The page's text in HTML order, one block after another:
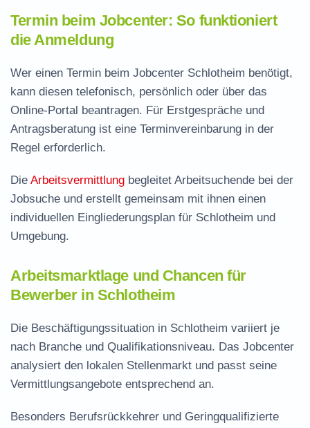
Termin beim Jobcenter: So funktioniert
die Anmeldung
Wer einen Termin beim Jobcenter Schlotheim benötigt,
kann diesen telefonisch, persönlich oder über das
Online-Portal beantragen. Für Erstgespräche und
Antragsberatung ist eine Terminvereinbarung in der
Regel erforderlich.
Die Arbeitsvermittlung begleitet Arbeitsuchende bei der
Jobsuche und erstellt gemeinsam mit ihnen einen
individuellen Eingliederungsplan für Schlotheim und
Umgebung.
Arbeitsmarktlage und Chancen für
Bewerber in Schlotheim
Die Beschäftigungssituation in Schlotheim variiert je
nach Branche und Qualifikationsniveau. Das Jobcenter
analysiert den lokalen Stellenmarkt und passt seine
Vermittlungsangebote entsprechend an.
Besonders Berufsrückkehrer und Geringqualifizierte